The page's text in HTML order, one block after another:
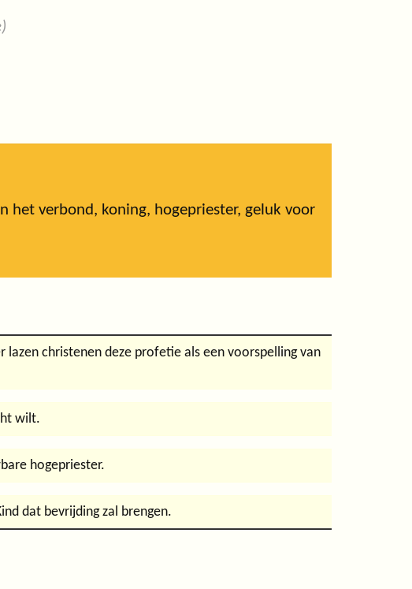
het verbond, koning, hogepriester, geluk voor
christenen deze profetie als een voorspelling van
wilt.
hogepriester.
dat bevrijding zal brengen.